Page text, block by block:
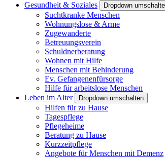
Gesundheit & Soziales
Dropdown
Suchtkranke Menschen
Wohnungslose & Arme
Zugewanderte
Betreuungsverein
Schuldnerberatung
Wohnen mit Hilfe
Menschen mit Behinderung
Ev. Gefangenenfürsorge
Hilfe für arbeitslose Menschen
Leben im Alter
Dropdown umschalten
Hilfen für zu Hause
Tagespflege
Pflegeheime
Beratung zu Hause
Kurzzeitpflege
Angebote für Menschen mit Demenz